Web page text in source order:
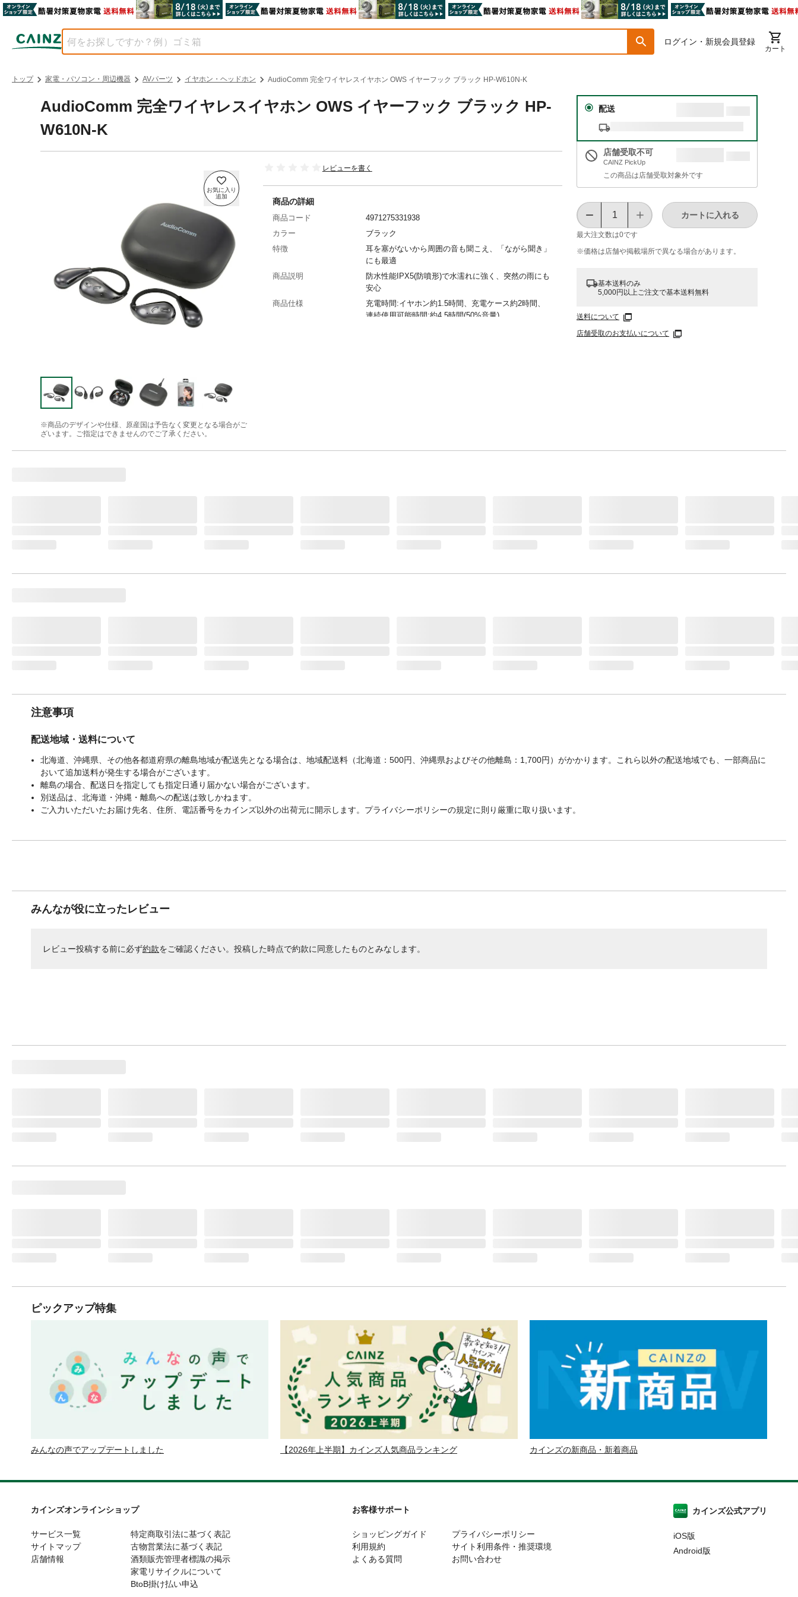
ログイン・新規会員登録
カート
トップ 家電・パソコン・周辺機器 AVパーツ イヤホン・ヘッドホン AudioComm 完全ワイヤレスイヤホン OWS イヤーフック ブラック HP-W610N-K
AudioComm 完全ワイヤレスイヤホン OWS イヤーフック ブラック HP-
W610N-K
※商品のデザインや仕様、原産国は予告なく変更となる場合がご
ざいます。ご指定はできませんのでご了承ください。
レビューを書く
配送
店舗受取不可
CAINZ PickUp
この商品は店舗受取対象外です
最大注文数は0です
カートに入れる
※価格は​店舗や​掲載場所で​異なる​場合が​あります。
基本送料のみ
5,000円以上ご注文で基本送料無料
送料について
店舗受取のお支払いについて
商品の詳細
商品コード
4971275331938
カラー
ブラック
特徴
耳を塞がないから周囲の音も聞こえ、「ながら聞き」
にも最適
商品説明
防水性能IPX5(防噴形)で水濡れに強く、突然の雨にも
安心
商品仕様
充電時間:イヤホン約1.5時間、充電ケース約2時間、
連続使用可能時間:約4.5時間(50%音量)
注意事項
配送地域・送料について
北海道、沖縄県、その他各都道府県の離島地域が配送先となる場合は、地域配送料（北海道：500円、沖縄県およびその他離島：1,700円）がかかります。これら以外の配送地域でも、一部商品に
おいて追加送料が発生する場合がございます。
離島の場合、配送日を指定しても指定日通り届かない場合がございます。
別送品は、北海道・沖縄・離島への配送は致しかねます。
ご入力いただいたお届け先名、住所、電話番号をカインズ以外の出荷元に開示します。プライバシーポリシーの規定に則り厳重に取り扱います。
みんなが役に立ったレビュー
レビュー投稿する前に必ず約款をご確認ください。投稿した時点で約款に同意したものとみなします。
ピックアップ特集
みんなの声でアップデートしました 【2026年上半期】カインズ人気商品ランキング カインズの新商品・新着商品
カインズオンラインショップ
サービス一覧
サイトマップ
店舗情報
特定商取引法に基づく表記
古物営業法に基づく表記
酒類販売管理者標識の掲示
家電リサイクルについて
BtoB掛け払い申込
お客様サポート
ショッピングガイド
利用規約
よくある質問
プライバシーポリシー
サイト利用条件・推奨環境
お問い合わせ
カインズ公式アプリ
iOS版
Android版